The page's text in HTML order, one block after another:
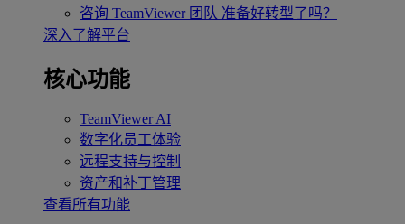
咨询 TeamViewer 团队 准备好转型了吗？
深入了解平台
核心功能
TeamViewer AI
数字化员工体验
远程支持与控制
资产和补丁管理
查看所有功能